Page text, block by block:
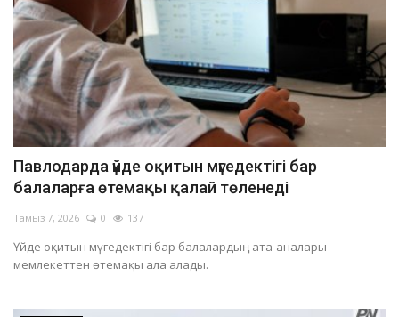
Павлодарда үйде оқитын мүгедектігі бар
балаларға өтемақы қалай төленеді
Тамыз 7, 2026 0 137
Үйде оқитын мүгедектігі бар балалардың ата-аналары
мемлекеттен өтемақы ала алады.